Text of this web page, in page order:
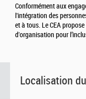
Conformément aux
l'intégration des
et à tous. Le CEA
d'organisation pour
Localisation